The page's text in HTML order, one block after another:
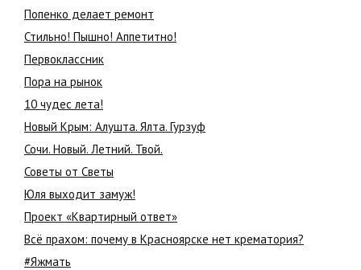
Попенко делает ремонт
Стильно! Пышно! Аппетитно!
Первоклассник
Пора на рынок
10 чудес лета!
Новый Крым: Алушта. Ялта. Гурзуф
Сочи. Новый. Летний. Твой.
Советы от Светы
Юля выходит замуж!
Проект «Квартирный ответ»
Всё прахом: почему в Красноярске нет крематория?
#Яжмать